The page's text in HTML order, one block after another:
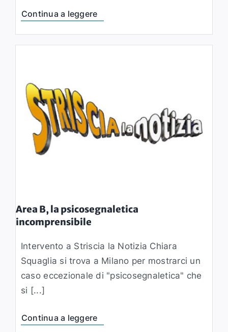
Continua a leggere
Area B, la psicosegnaletica
incomprensibile
Intervento a Striscia la Notizia Chiara
Squaglia si trova a Milano per mostrarci un
caso eccezionale di "psicosegnaletica" che
si [...]
Continua a leggere